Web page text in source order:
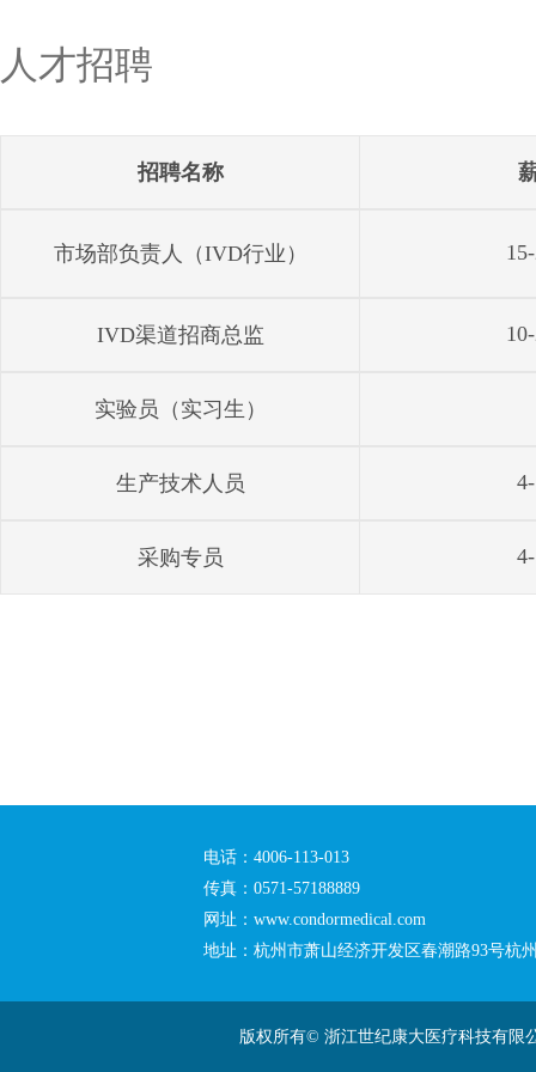
人才招聘
招聘名称
市场部负责人（IVD行业）
IVD渠道招商总监
实验员（实习生）
生产技术人员
采购专员
电话：4006-113-013
传真：0571-57188889
网址：www.condormedical.com
地址：杭州市萧山经济开发区春潮路93号杭
版权所有© 浙江世纪康大医疗科技有